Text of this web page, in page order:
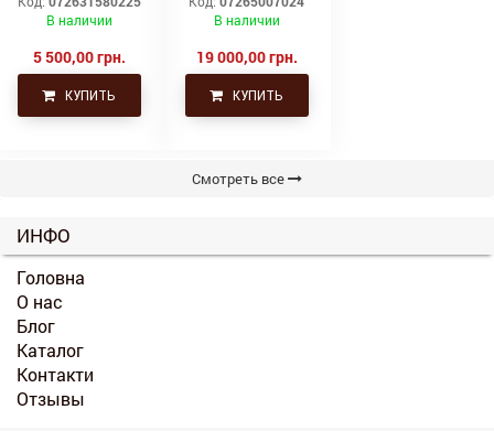
315х80R22.5,
315.80R22.5
ведущая
В наличии
5 500,00 грн.
КУПИТЬ
Trelleborg
В наличии
19 000,00 грн.
КУПИТЬ
Смотреть все
ИНФО
Головна
О нас
Блог
Каталог
Контакти
Отзывы